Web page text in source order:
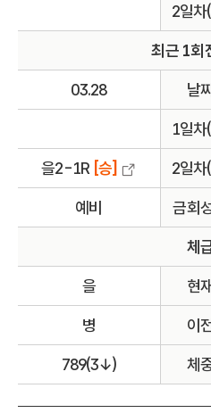
2일차
최근 1회
날
03.28
1일차
2일차
을2-1R [승]
금회
예비
체
현
을
이
병
체
789(3↓)